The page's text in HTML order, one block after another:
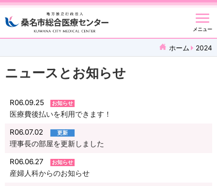
メニュー
ホーム 2024
ニュースとお知らせ
R06.09.25 お知らせ
医療費後払いを利用できます！
R06.07.02
更新
理事長の部屋を更新しました
R06.06.27
お知らせ
産婦人科からのお知らせ